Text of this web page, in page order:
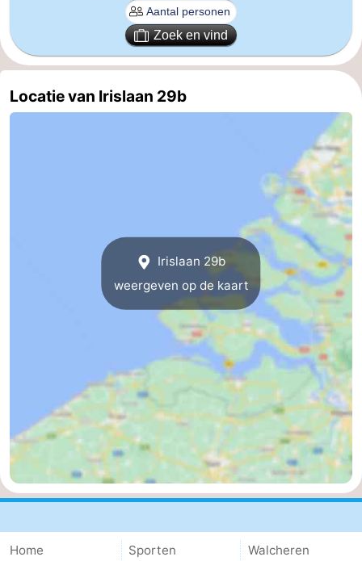
Wandelen
-
Maneges
-
Medische
adressen
Regio
Schouwen-
Zoek en vind
Locatie van Irislaan 29b
Irislaan 29b
weergeven op de kaart
Home
Sporten
Walcheren